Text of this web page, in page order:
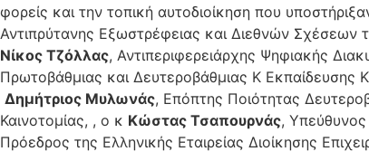
φορείς και την τοπική αυτοδιοίκηση που
Αντιπρύτανης Εξωστρέφειας και Διεθνών
Νίκος Τζόλλας, Αντιπεριφερειάρχης Ψηφιακής
Πρωτοβάθμιας και Δευτεροβάθμιας Κ Εκπαίδευσης
Δημήτριος Μυλωνάς, Επόπτης Ποιότητας
Καινοτομίας, , ο κ Κώστας Τσαπουρνάς,
Πρόεδρος της Ελληνικής Εταιρείας Διοίκησης